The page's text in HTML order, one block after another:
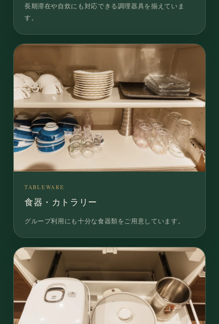
長期滞在や自炊にも対応できる調理器具を揃えていま
す。
TABLEWARE
食器・カトラリー
グループ利用にも十分な食器類をご用意しています。